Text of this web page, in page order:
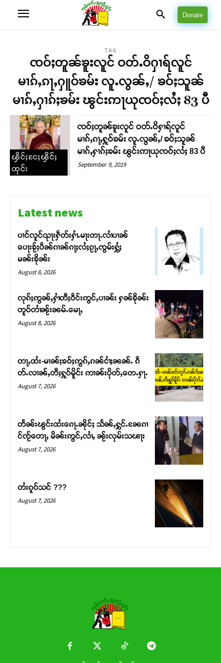
Support SHAN
တႃႇႁႂ်ႈသဵင်ၵၢင်ၸႂ်ၵူၼ်းမိူင်း ၵူႈတီႈၵူႈလႅၼ်ပေႃးတေၸွ
ဝ်ႇၽူႈတွႆႇႁွၵ်ႈ လႆႈယူႇၶႃႈဢေႃႈ။
Donate
TAG
ၸဝ်ႈတူၼ်ၶူးလူင် ဝတ်ႉဝိႁၢရ်လူင်
မၢၵ်ႇၵႃႇႁူဝ်ၶမ်း လူႉလွၼ်ႇ/ ၶဝ်ႈသူၼ်
မၢၵ်ႇႁၢၵ်ႈၶမ်း ၽွင်းဢႃယုၸဝ်ႈလႆႈ 83 ပီ
ၾိင်ႈငႄႈၾိင်ႈ
ထုင်း
ၸဝ်ႈတူၼ်ၶူးလူင် ဝတ်ႉဝိႁၢရ်လူင်
မၢၵ်ႇၵႃႇႁူဝ်ၶမ်း လူႉလွၼ်ႇ/ ၶဝ်ႈသူၼ်
မၢၵ်ႇႁၢၵ်ႈၶမ်း ၽွင်းဢႃယုၸဝ်ႈလႆႈ 83 ပီ
September 9, 2019
Latest news
ပၢင်လူင်ၺႃးႁဵတ်းႁၢႆႉမႃးတႃႉလၢႆပၢၼ် ​​
ပေႃးၶႂ်ႈပဵၼ်ၵၢၼ်ၵႃႈလႆႈၵႂႃႇၸွမ်းႁွႆႈ
မၼ်းၶိုၼ်း
August 8, 2026
လုၵ်ႈဢွၼ်ႇႁၢႆတီႈဝဵင်းဢွင်ႇပၢၼ်း ႁၼ်ၶိုၼ်း
တူဝ်တၢႆၼႂ်းၼမ်ႉမေႃႇ
August 8, 2026
တႃႇထႆး-မၢၼ်ႈၶဝ်ႈဢွၵ်ႇၵၼ်ငၢႆႈၼၼ်ႉ ၵဵ
တ်ႉလၢၼ်ႇတီႈႁူဝ်မိူင်း ဢၢၼ်းပိုတ်ႇတေႉႁႃႉ
August 7, 2026
တႅၼ်းၽွင်းထႆးၵေႃႉၼိုင်ႈ သႅၼ်ႇႁွင်ႉၼႄၵၢ
င်ၸႂ်တေႃႇ မိၼ်းဢွင်ႇလၢႆႇ ၼႂ်းလုမ်းသၽႃး
August 7, 2026
တႆးၵူဝ်သင် ???
August 7, 2026